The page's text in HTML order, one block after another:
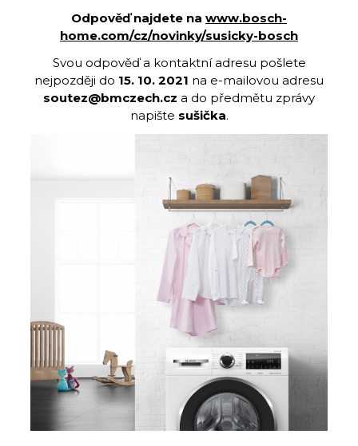
Odpověď najdete na www.bosch-
home.com/cz/novinky/susicky-bosch
Svou odpověď a kontaktní adresu pošlete
nejpozději do 15. 10. 2021 na e-mailovou adresu
soutez@bmczech.cz a do předmětu zprávy
napište sušička.